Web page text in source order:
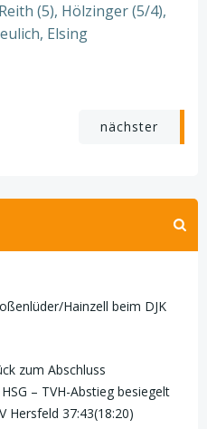
(5), Hölzinger (5/4),
Elsing
nächster
Hainzell beim DJK
zum Abschluss
– TVH-Abstieg besiegelt
Hersfeld 37:43(18:20)